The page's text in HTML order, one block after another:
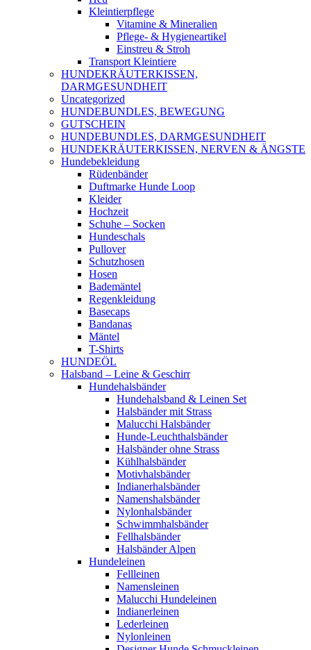
Kleintierpflege
Vitamine & Mineralien
Pflege- & Hygieneartikel
Einstreu & Stroh
Transport Kleintiere
HUNDEKRÄUTERKISSEN,
DARMGESUNDHEIT
Uncategorized
HUNDEBUNDLES, BEWEGUNG
GUTSCHEIN
HUNDEBUNDLES, DARMGESUNDHEIT
HUNDEKRÄUTERKISSEN, NERVEN & ÄNGSTE
Hundebekleidung
Rüdenbänder
Duftmarke Hunde Loop
Kleider
Hochzeit
Schuhe – Socken
Hundeschals
Pullover
Schutzhosen
Hosen
Bademäntel
Regenkleidung
Basecaps
Bandanas
Mäntel
T-Shirts
HUNDEÖL
Halsband – Leine & Geschirr
Hundehalsbänder
Hundehalsband & Leinen Set
Halsbänder mit Strass
Malucchi Halsbänder
Hunde-Leuchthalsbänder
Halsbänder ohne Strass
Kühlhalsbänder
Motivhalsbänder
Indianerhalsbänder
Namenshalsbänder
Nylonhalsbänder
Schwimmhalsbänder
Fellhalsbänder
Halsbänder Alpen
Hundeleinen
Fellleinen
Namensleinen
Malucchi Hundeleinen
Indianerleinen
Lederleinen
Nylonleinen